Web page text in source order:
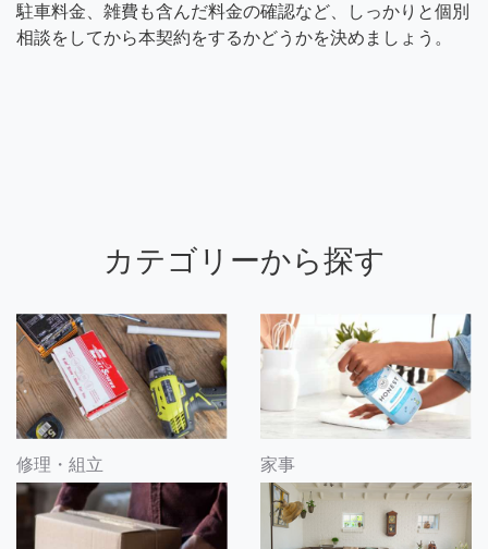
駐車料金、雑費も含んだ料金の確認など、しっかりと個別
相談をしてから本契約をするかどうかを決めましょう。
カテゴリーから探す
修理・組立 家事